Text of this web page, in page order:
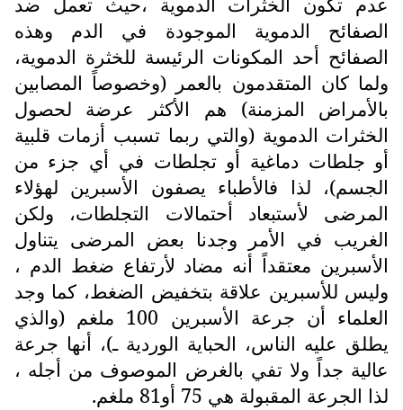
الصفائح الدموية الموجودة في الدم وهذه
الصفائح أحد المكونات الرئيسة للخثرة الدموية،
ولما كان المتقدمون بالعمر (وخصوصاً المصابين
بالأمراض المزمنة) هم الأكثر عرضة لحصول
الخثرات الدموية (والتي ربما تسبب أزمات قلبية
أو جلطات دماغية أو تجلطات في أي جزء من
الجسم)، لذا فالأطباء يصفون الأسبرين لهؤلاء
المرضى لأستبعاد أحتمالات التجلطات، ولكن
الغريب في الأمر وجدنا بعض المرضى يتناول
الأسبرين معتقداً أنه مضاد لأرتفاع ضغط الدم ،
وليس للأسبرين علاقة بتخفيض الضغط، كما وجد
العلماء أن جرعة الأسبرين 100 ملغم (والذي
يطلق عليه الناس، الحباية الوردية ـ)، أنها جرعة
عالية جداً ولا تفي بالغرض الموصوف من أجله ،
لذا الجرعة المقبولة هي 75 أو81 ملغم.